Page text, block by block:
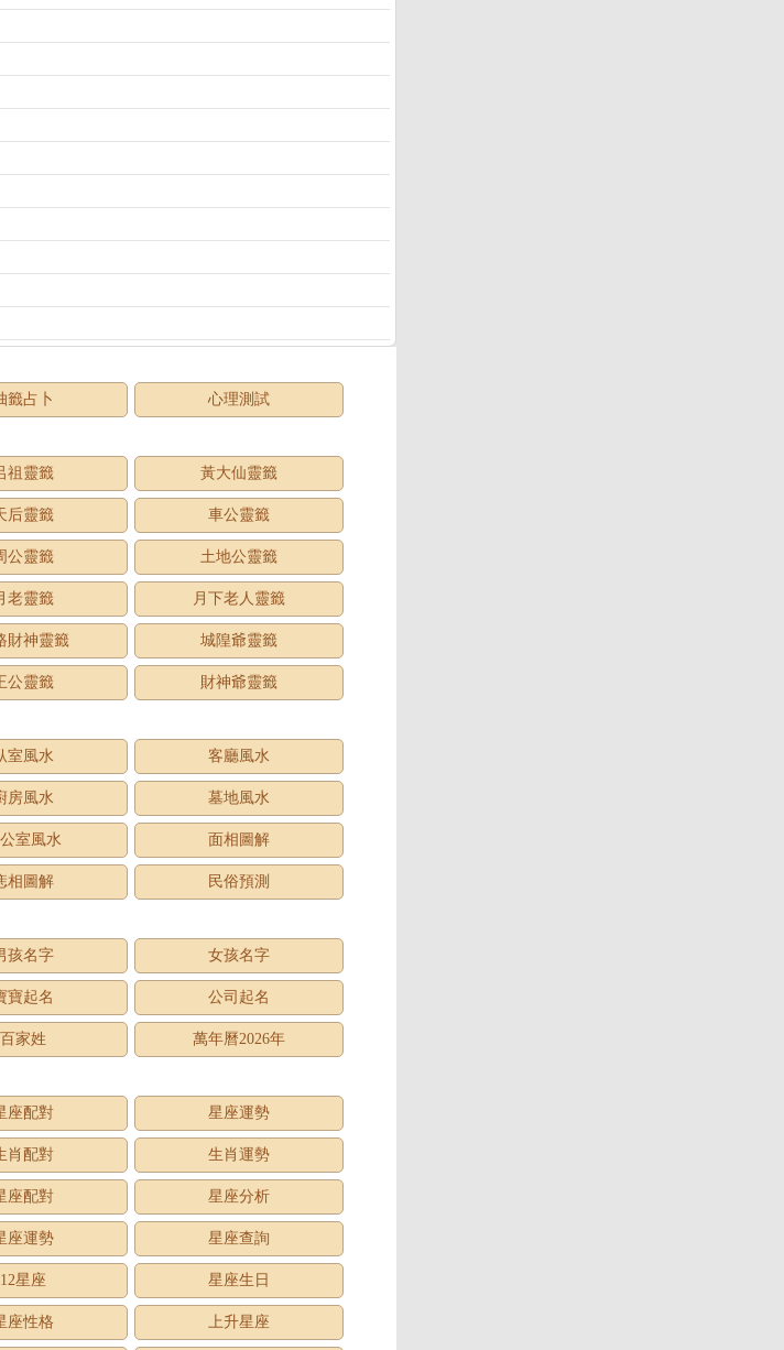
籤占卜 心理測試
祖靈籤 黃大仙靈籤
后靈籤 車公靈籤
公靈籤 土地公靈籤
老靈籤 月下老人靈籤
財神靈籤 城隍爺靈籤
公靈籤 財神爺靈籤
室風水 客廳風水
房風水 墓地風水
室風水 面相圖解
相圖解 民俗預測
孩名字 女孩名字
寶起名 公司起名
百家姓 萬年曆2026年
座配對 星座運勢
肖配對 生肖運勢
座配對 星座分析
座運勢 星座查詢
12星座 星座生日
座性格 上升星座